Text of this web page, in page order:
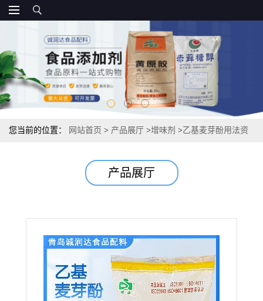
您当前的位置： 网站首页 > 产品展厅 >增味剂 >乙基麦芽酚用法资
产品展厅